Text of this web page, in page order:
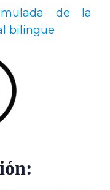
de la
bilingüe